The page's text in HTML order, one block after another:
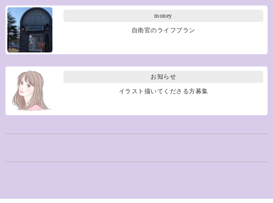
money
自衛官のライフプラン
お知らせ
イラスト描いてくださる方募集